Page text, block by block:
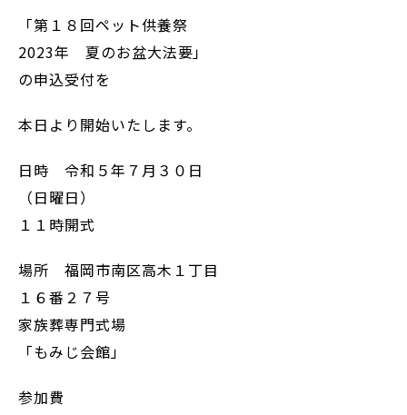
「第１８回ペット供養祭
2023年 夏のお盆大法要」
の申込受付を
本日より開始いたします。
日時 令和５年７月３０日
（日曜日）
１１時開式
場所 福岡市南区高木１丁目
１６番２７号
家族葬専門式場
「もみじ会館」
参加費